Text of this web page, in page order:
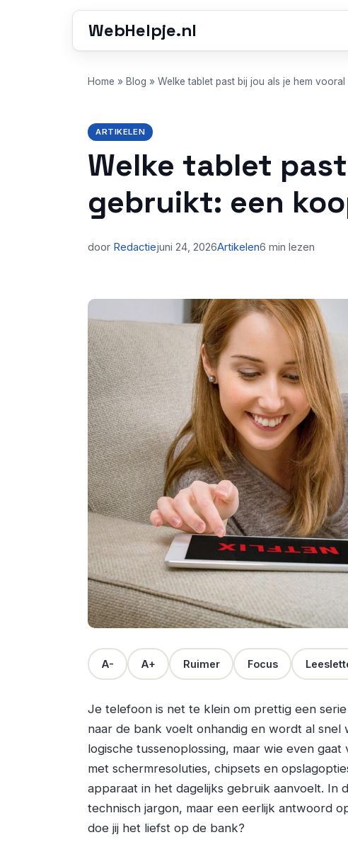
WebHelpje.nl
Home » Blog » Welke tablet past bij jou als je hem
ARTIKELEN
Welke tablet
gebruikt: een
door Redactiejuni 24, 2026Artikelen6 min lezen
A- A+ Ruimer Focus
Je telefoon is net te klein om prettig een
naar de bank voelt onhandig en wordt al
logische tussenoplossing, maar wie even
met schermresoluties, chipsets en
apparaat in het dagelijks gebruik aanvoelt. In
technisch jargon, maar een eerlijk antwoord
doe jij het liefst op de bank?